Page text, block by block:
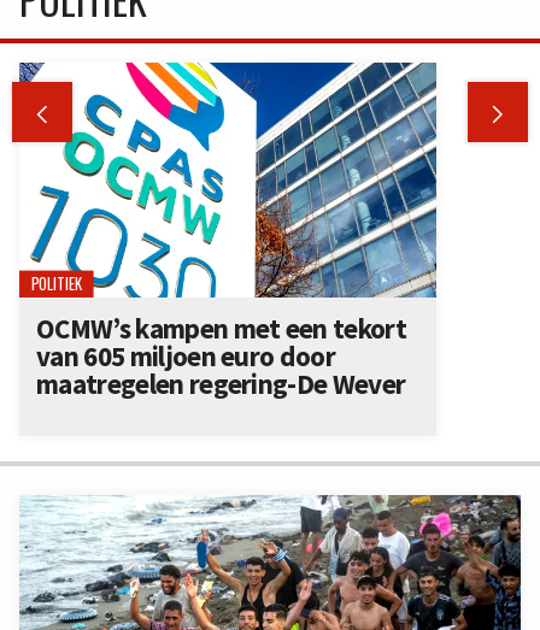
 
POLITIEK
OCMW’s kampen met een tekort
van 605 miljoen euro door
maatregelen regering-De Wever